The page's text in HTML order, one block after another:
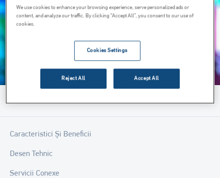
Caracteristici Și Beneficii
Desen Tehnic
Servicii Conexe
We use cookies to enhance your browsing experience, serve personalized ads or
content, and analyze our traffic. By clicking “Accept All”, you consent to our use of
cookies.
Cookies Settings
Reject All Accept All